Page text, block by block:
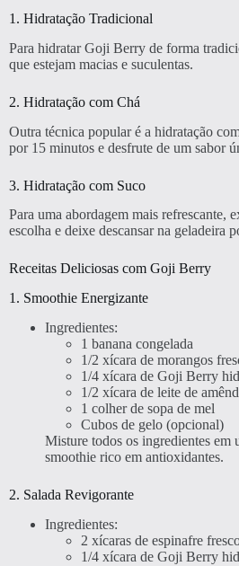
1. Hidratação Tradicional
Para hidratar Goji Berry de forma
que estejam macias e suculentas.
2. Hidratação com Chá
Outra técnica popular é a hidratação
por 15 minutos e desfrute de um sabor
3. Hidratação com Suco
Para uma abordagem mais refrescante,
escolha e deixe descansar na geladeira
Receitas Deliciosas com Goji Berry
1. Smoothie Energizante
Ingredientes:
1 banana congelada
1/2 xícara de morangos
1/4 xícara de Goji Berry
1/2 xícara de leite de
1 colher de sopa de mel
Cubos de gelo (opcional)
Misture todos os ingredientes em
smoothie rico em antioxidantes.
2. Salada Revigorante
Ingredientes:
2 xícaras de espinafre
1/4 xícara de Goji Berry